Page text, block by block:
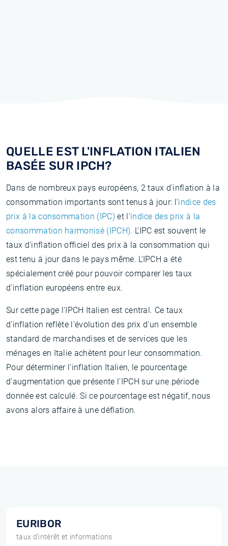
QUELLE EST L'INFLATION ITALIEN
BASÉE SUR IPCH?
Dans de nombreux pays européens, 2 taux d'inflation à la
consommation importants sont tenus à jour: l'indice des
prix à la consommation (IPC) et l'indice des prix à la
consommation harmonisé (IPCH). L'IPC est souvent le
taux d'inflation officiel des prix à la consommation qui
est tenu à jour dans le pays même. L'IPCH a été
spécialement créé pour pouvoir comparer les taux
d'inflation européens entre eux.
Sur cette page l'IPCH Italien est central. Ce taux
d'inflation reflète l'évolution des prix d'un ensemble
standard de marchandises et de services que les
ménages en Italie achètent pour leur consommation.
Pour déterminer l'inflation Italien, le pourcentage
d'augmentation que présente l'IPCH sur une période
donnée est calculé. Si ce pourcentage est négatif, nous
avons alors affaire à une déflation.
EURIBOR
taux d'intérêt et informations